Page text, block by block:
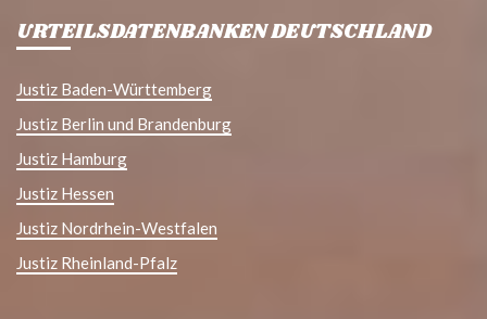
URTEILSDATENBANKEN DEUTSCHLAND
Justiz Baden-Württemberg
Justiz Berlin und Brandenburg
Justiz Hamburg
Justiz Hessen
Justiz Nordrhein-Westfalen
Justiz Rheinland-Pfalz